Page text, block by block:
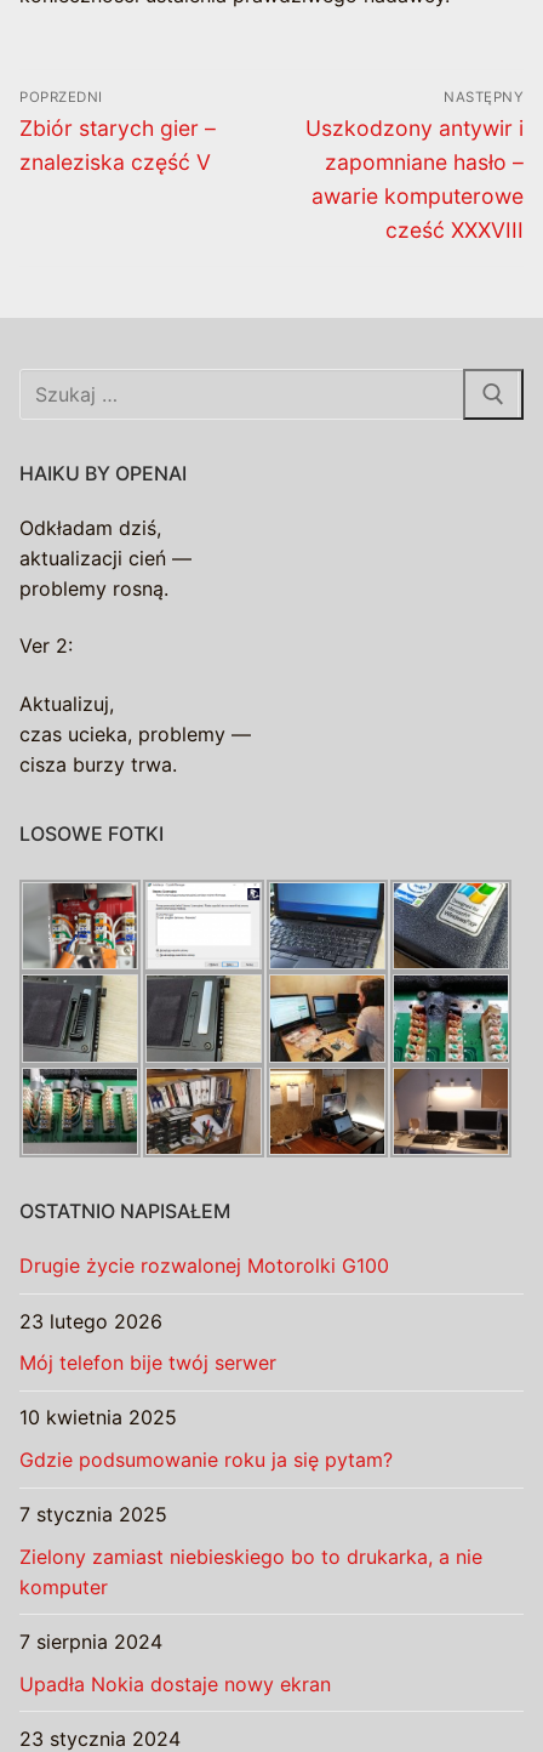
Nawigacja
wpisu
POPRZEDNI
Poprzedni
wpis:
Zbiór starych gier –
znaleziska część V
NASTĘPNY
Następny
wpis:
Uszkodzony antywir i
zapomniane hasło –
awarie komputerowe
cześć XXXVIII
Szukaj:
HAIKU BY OPENAI
Odkładam dziś,
aktualizacji cień —
problemy rosną.
Ver 2:
Aktualizuj,
czas ucieka, problemy —
cisza burzy trwa.
LOSOWE FOTKI
OSTATNIO NAPISAŁEM
Drugie życie rozwalonej Motorolki G100
23 lutego 2026
Mój telefon bije twój serwer
10 kwietnia 2025
Gdzie podsumowanie roku ja się pytam?
7 stycznia 2025
Zielony zamiast niebieskiego bo to drukarka, a nie
komputer
7 sierpnia 2024
Upadła Nokia dostaje nowy ekran
23 stycznia 2024